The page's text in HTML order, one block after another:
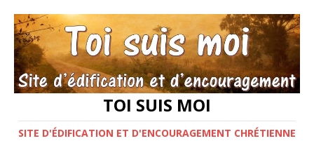
TOI SUIS MOI
SITE D'ÉDIFICATION ET D'ENCOURAGEMENT CHRÉTIENNE